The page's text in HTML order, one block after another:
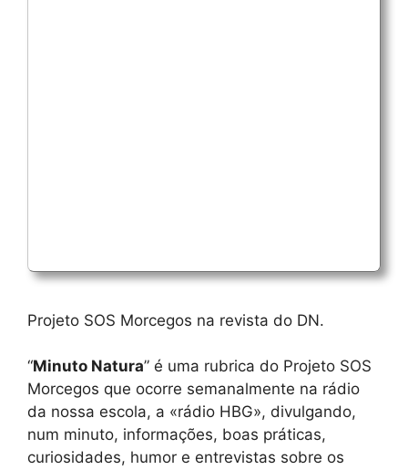
Projeto SOS Morcegos na revista do DN.
“Minuto Natura” é uma rubrica do Projeto SOS
Morcegos que ocorre semanalmente na rádio
da nossa escola, a «rádio HBG», divulgando,
num minuto, informações, boas práticas,
curiosidades, humor e entrevistas sobre os